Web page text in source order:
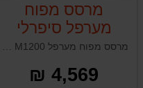
מרסס מפוח
מערפל סיפרלי
CIFARELLI
M1200
מרסס מפוח מערפל M1200 מכסה שטחים נרחבים במהירות וביעילות. בעל עיצוב ארגונומי, וטווח עבודה רחב והתאמה למגוון רחב של צרכים, הוא מבטיח עבודה מקצועית ונוחה בגינון.
4,569 ₪